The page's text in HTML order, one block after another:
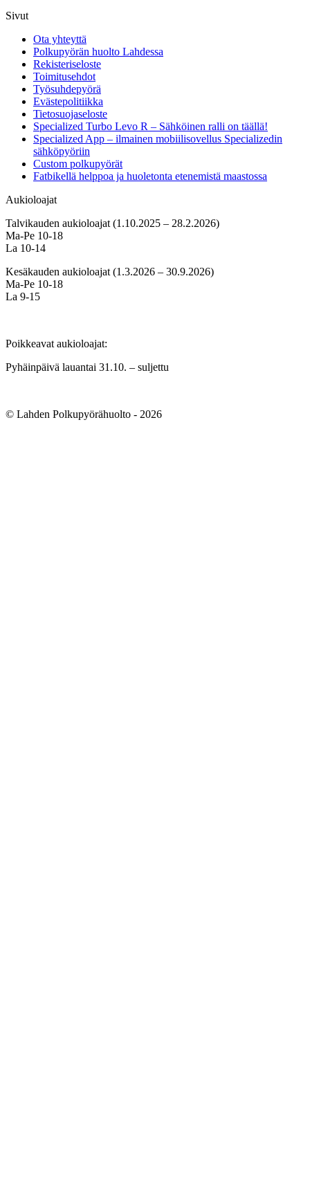
Sivut
Ota yhteyttä
Polkupyörän huolto Lahdessa
Rekisteriseloste
Toimitusehdot
Työsuhdepyörä
Evästepolitiikka
Tietosuojaseloste
Specialized Turbo Levo R – Sähköinen ralli on täällä!
Specialized App – ilmainen mobiilisovellus Specializedin
sähköpyöriin
Custom polkupyörät
Fatbikellä helppoa ja huoletonta etenemistä maastossa
Aukioloajat
Talvikauden aukioloajat (1.10.2025 – 28.2.2026)
Ma-Pe 10-18
La 10-14
Kesäkauden aukioloajat (1.3.2026 – 30.9.2026)
Ma-Pe 10-18
La 9-15
Poikkeavat aukioloajat:
Pyhäinpäivä lauantai 31.10. – suljettu
© Lahden Polkupyörähuolto - 2026